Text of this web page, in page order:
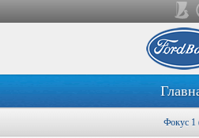
Фокус 1